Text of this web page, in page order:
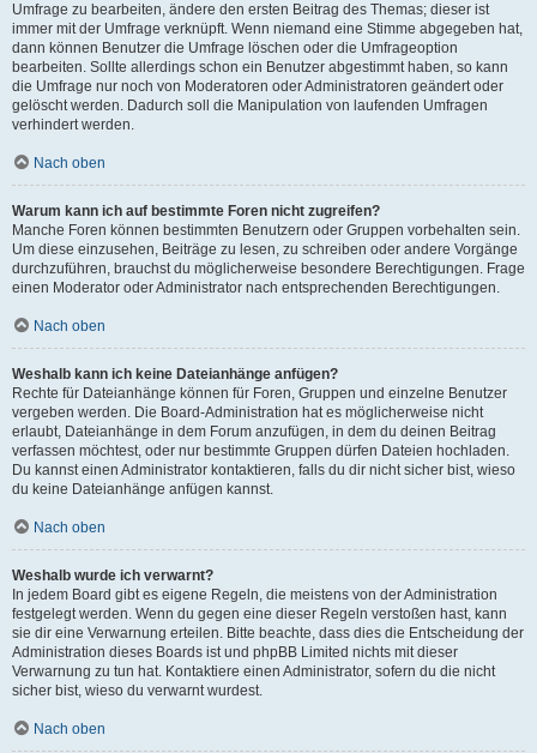
Umfrage zu bearbeiten, ändere den ersten Beitrag des Themas; dieser ist
immer mit der Umfrage verknüpft. Wenn niemand eine Stimme abgegeben hat,
dann können Benutzer die Umfrage löschen oder die Umfrageoption
bearbeiten. Sollte allerdings schon ein Benutzer abgestimmt haben, so kann
die Umfrage nur noch von Moderatoren oder Administratoren geändert oder
gelöscht werden. Dadurch soll die Manipulation von laufenden Umfragen
verhindert werden.
Nach oben
Warum kann ich auf bestimmte Foren nicht zugreifen?
Manche Foren können bestimmten Benutzern oder Gruppen vorbehalten sein.
Um diese einzusehen, Beiträge zu lesen, zu schreiben oder andere Vorgänge
durchzuführen, brauchst du möglicherweise besondere Berechtigungen. Frage
einen Moderator oder Administrator nach entsprechenden Berechtigungen.
Nach oben
Weshalb kann ich keine Dateianhänge anfügen?
Rechte für Dateianhänge können für Foren, Gruppen und einzelne Benutzer
vergeben werden. Die Board-Administration hat es möglicherweise nicht
erlaubt, Dateianhänge in dem Forum anzufügen, in dem du deinen Beitrag
verfassen möchtest, oder nur bestimmte Gruppen dürfen Dateien hochladen.
Du kannst einen Administrator kontaktieren, falls du dir nicht sicher bist, wieso
du keine Dateianhänge anfügen kannst.
Nach oben
Weshalb wurde ich verwarnt?
In jedem Board gibt es eigene Regeln, die meistens von der Administration
festgelegt werden. Wenn du gegen eine dieser Regeln verstoßen hast, kann
sie dir eine Verwarnung erteilen. Bitte beachte, dass dies die Entscheidung der
Administration dieses Boards ist und phpBB Limited nichts mit dieser
Verwarnung zu tun hat. Kontaktiere einen Administrator, sofern du die nicht
sicher bist, wieso du verwarnt wurdest.
Nach oben